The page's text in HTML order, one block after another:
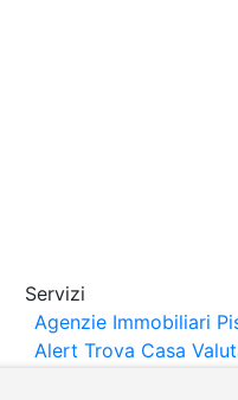
Servizi
Agenzie Immobiliari
Alert Trova Casa